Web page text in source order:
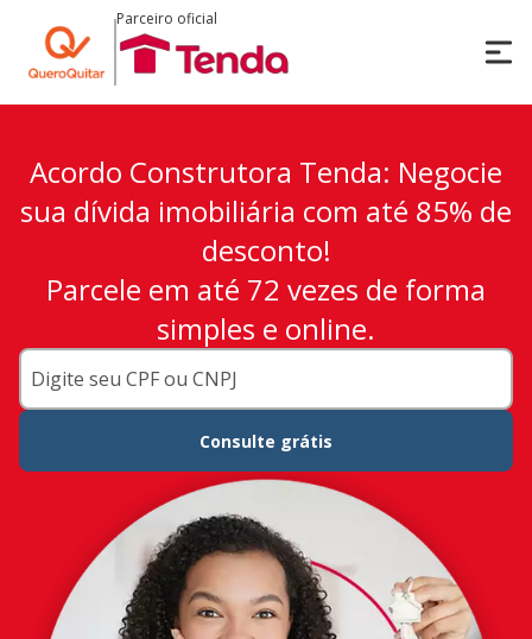
Parceiro oficial
Acordo Construtora Tenda: Negocie
sua dívida imobiliária com até 85% de
desconto!
Parcele em até 72 vezes de forma
simples e online.
Consulte grátis